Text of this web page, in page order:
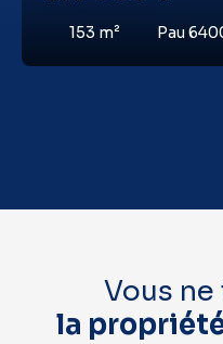
153 m² Pau
Vous
la